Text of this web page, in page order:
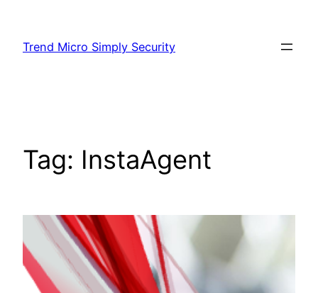
content
Trend Micro Simply Security
Tag: InstaAgent